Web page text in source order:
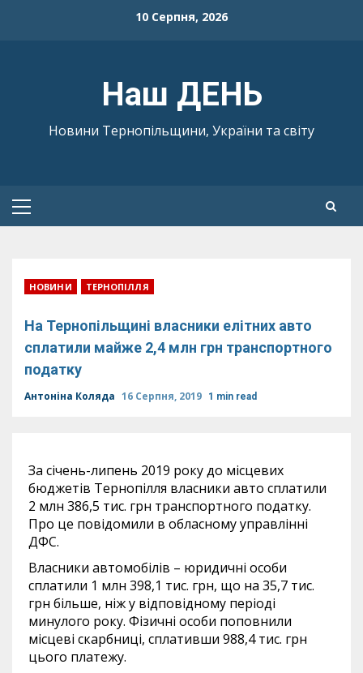
10 Серпня, 2026
Наш ДЕНЬ
Новини Тернопільщини, України та світу
Primary
НОВИНИ ТЕРНОПІЛЛЯ
На Тернопільщині власники елітних авто
сплатили майже 2,4 млн грн транспортного
податку
Антоніна Коляда 16 Серпня, 2019 1 min read
За січень-липень 2019 року до місцевих
бюджетів Тернопілля власники авто сплатили
2 млн 386,5 тис. грн транспортного податку.
Про це повідомили в обласному управлінні
ДФС.
Власники автомобілів – юридичні особи
сплатили 1 млн 398,1 тис. грн, що на 35,7 тис.
грн більше, ніж у відповідному періоді
минулого року. Фізичні особи поповнили
місцеві скарбниці, сплативши 988,4 тис. грн
цього платежу.